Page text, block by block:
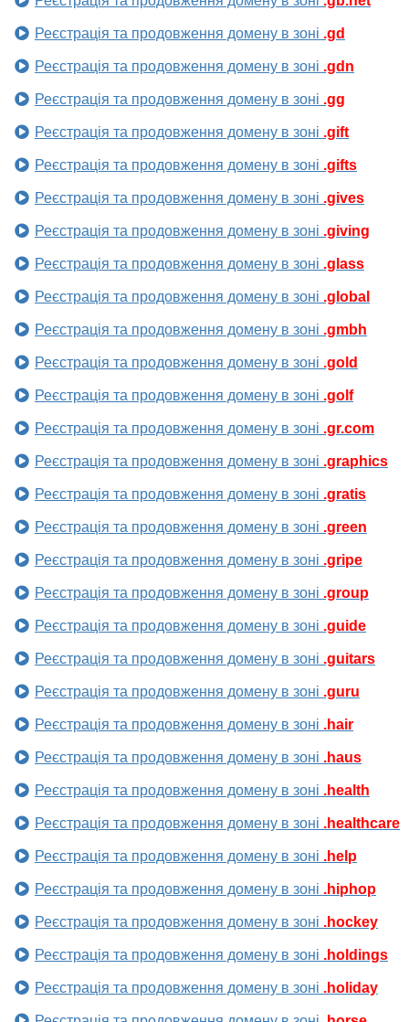
Реєстрація та продовження домену в зоні .gd
Реєстрація та продовження домену в зоні .gdn
Реєстрація та продовження домену в зоні .gg
Реєстрація та продовження домену в зоні .gift
Реєстрація та продовження домену в зоні .gifts
Реєстрація та продовження домену в зоні .gives
Реєстрація та продовження домену в зоні .giving
Реєстрація та продовження домену в зоні .glass
Реєстрація та продовження домену в зоні .global
Реєстрація та продовження домену в зоні .gmbh
Реєстрація та продовження домену в зоні .gold
Реєстрація та продовження домену в зоні .golf
Реєстрація та продовження домену в зоні .gr.com
Реєстрація та продовження домену в зоні .graphics
Реєстрація та продовження домену в зоні .gratis
Реєстрація та продовження домену в зоні .green
Реєстрація та продовження домену в зоні .gripe
Реєстрація та продовження домену в зоні .group
Реєстрація та продовження домену в зоні .guide
Реєстрація та продовження домену в зоні .guitars
Реєстрація та продовження домену в зоні .guru
Реєстрація та продовження домену в зоні .hair
Реєстрація та продовження домену в зоні .haus
Реєстрація та продовження домену в зоні .health
Реєстрація та продовження домену в зоні .healthcare
Реєстрація та продовження домену в зоні .help
Реєстрація та продовження домену в зоні .hiphop
Реєстрація та продовження домену в зоні .hockey
Реєстрація та продовження домену в зоні .holdings
Реєстрація та продовження домену в зоні .holiday